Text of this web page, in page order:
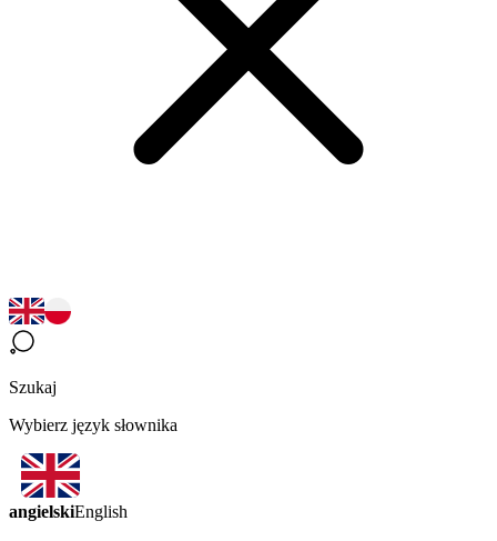
Szukaj
Wybierz język słownika
angielskiEnglish